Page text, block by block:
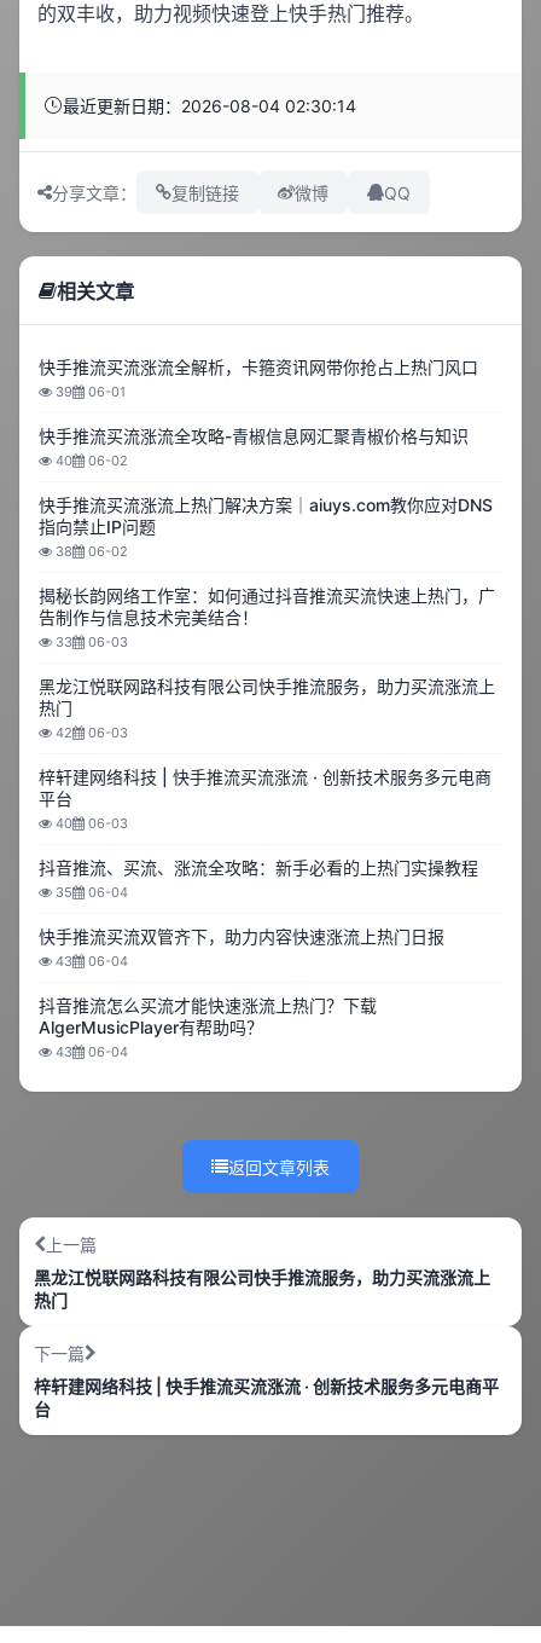
的双丰收，助力视频快速登上快手热门推荐。
最近更新日期：2026-08-04 02:30:14
分享文章： 复制链接 微博 QQ
相关文章
快手推流买流涨流全解析，卡箍资讯网带你抢占上热门风口
39 06-01
快手推流买流涨流全攻略-青椒信息网汇聚青椒价格与知识
40 06-02
快手推流买流涨流上热门解决方案｜aiuys.com教你应对DNS
指向禁止IP问题
38 06-02
揭秘长韵网络工作室：如何通过抖音推流买流快速上热门，广
告制作与信息技术完美结合！
33 06-03
黑龙江悦联网路科技有限公司快手推流服务，助力买流涨流上
热门
42 06-03
梓轩建网络科技 | 快手推流买流涨流 · 创新技术服务多元电商
平台
40 06-03
抖音推流、买流、涨流全攻略：新手必看的上热门实操教程
35 06-04
快手推流买流双管齐下，助力内容快速涨流上热门日报
43 06-04
抖音推流怎么买流才能快速涨流上热门？下载
AlgerMusicPlayer有帮助吗？
43 06-04
返回文章列表
上一篇
黑龙江悦联网路科技有限公司快手推流服务，助力买流涨流上
热门
下一篇
梓轩建网络科技 | 快手推流买流涨流 · 创新技术服务多元电商平
台